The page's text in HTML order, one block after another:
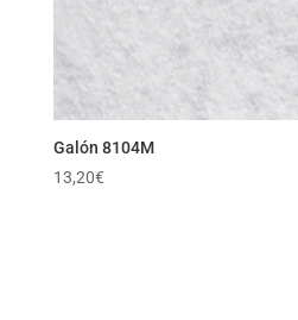
Galón 8104M
13,20€